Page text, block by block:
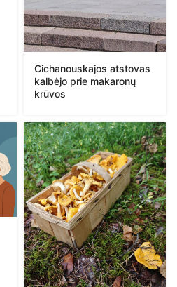
Cichanouskajos atstovas
kalbėjo prie makaronų
krūvos